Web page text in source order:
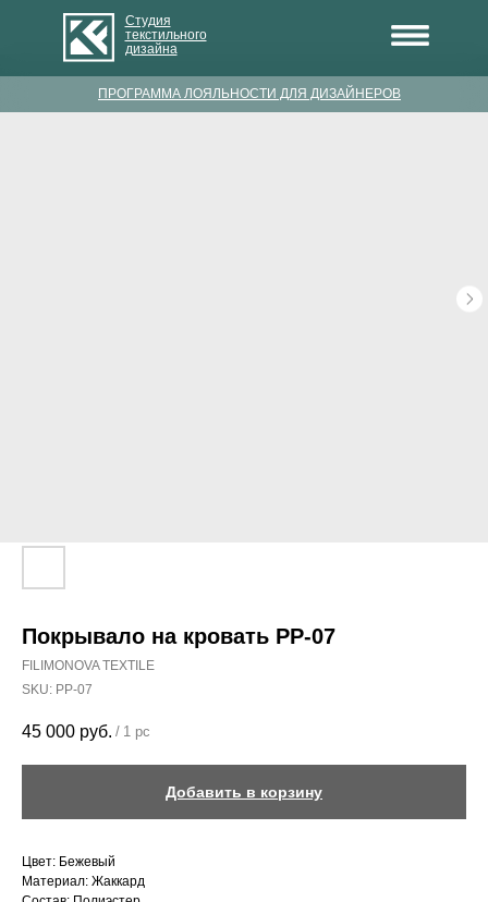
Студия
текстильного
дизайна
ПРОГРАММА ЛОЯЛЬНОСТИ ДЛЯ ДИЗАЙНЕРОВ
Покрывало на кровать PP-07
FILIMONOVA TEXTILE
SKU: PP-07
45 000 руб. / 1 pc
Добавить в корзину
Цвет: Бежевый
Материал: Жаккард